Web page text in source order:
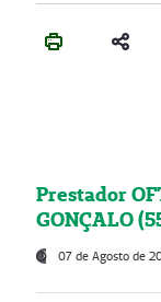
Prestador
GONÇALO
07 de Agosto de